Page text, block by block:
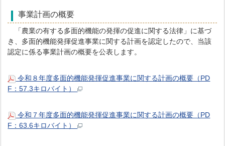
事業計画の概要
「農業の有する多⾯的機能の発揮の促進に関する法律」に基づ
き、多⾯的機能発揮促進事業に関する計画を認定したので、当該
認定に係る事業計画の概要を公表します。
令和８年度多面的機能発揮促進事業に関する計画の概要（PD
F：57.3キロバイト）
令和７年度多面的機能発揮促進事業に関する計画の概要（PD
F：63.6キロバイト）